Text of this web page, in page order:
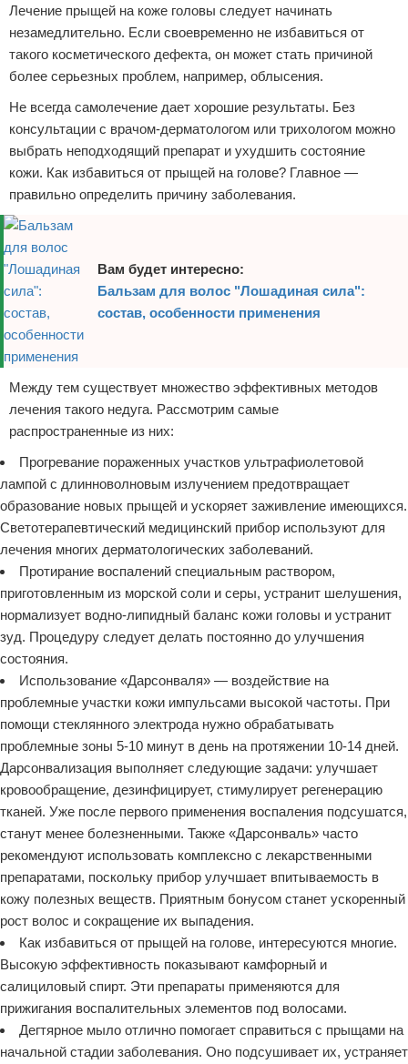
Лечение прыщей на коже головы следует начинать
незамедлительно. Если своевременно не избавиться от
такого косметического дефекта, он может стать причиной
более серьезных проблем, например, облысения.
Не всегда самолечение дает хорошие результаты. Без
консультации с врачом-дерматологом или трихологом можно
выбрать неподходящий препарат и ухудшить состояние
кожи. Как избавиться от прыщей на голове? Главное —
правильно определить причину заболевания.
Вам будет интересно:
Бальзам для волос "Лошадиная сила":
состав, особенности применения
Между тем существует множество эффективных методов
лечения такого недуга. Рассмотрим самые
распространенные из них:
Прогревание пораженных участков ультрафиолетовой
лампой с длинноволновым излучением предотвращает
образование новых прыщей и ускоряет заживление имеющихся.
Светотерапевтический медицинский прибор используют для
лечения многих дерматологических заболеваний.
Протирание воспалений специальным раствором,
приготовленным из морской соли и серы, устранит шелушения,
нормализует водно-липидный баланс кожи головы и устранит
зуд. Процедуру следует делать постоянно до улучшения
состояния.
Использование «Дарсонваля» — воздействие на
проблемные участки кожи импульсами высокой частоты. При
помощи стеклянного электрода нужно обрабатывать
проблемные зоны 5-10 минут в день на протяжении 10-14 дней.
Дарсонвализация выполняет следующие задачи: улучшает
кровообращение, дезинфицирует, стимулирует регенерацию
тканей. Уже после первого применения воспаления подсушатся,
станут менее болезненными. Также «Дарсонваль» часто
рекомендуют использовать комплексно с лекарственными
препаратами, поскольку прибор улучшает впитываемость в
кожу полезных веществ. Приятным бонусом станет ускоренный
рост волос и сокращение их выпадения.
Как избавиться от прыщей на голове, интересуются многие.
Высокую эффективность показывают камфорный и
салициловый спирт. Эти препараты применяются для
прижигания воспалительных элементов под волосами.
Дегтярное мыло отлично помогает справиться с прыщами на
начальной стадии заболевания. Оно подсушивает их, устраняет